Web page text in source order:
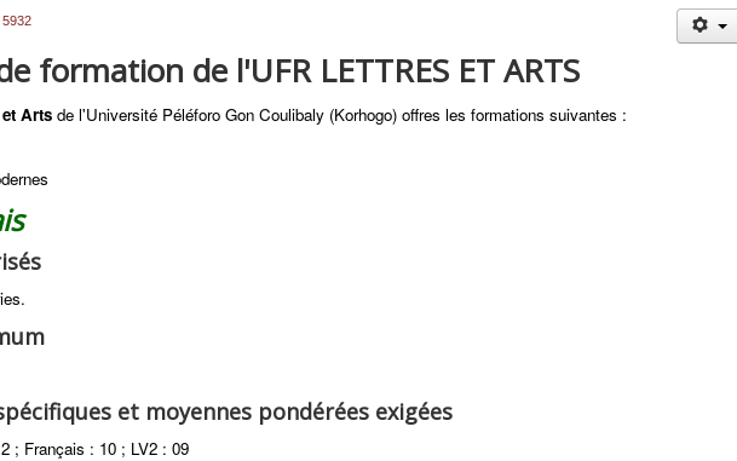
formation de l'UFR LETTRES ET ARTS
Arts de l'Université Péléforo Gon Coulibaly (Korhogo) offres les formations suivantes :
et moyennes pondérées exigées
; Français : 10 ; LV2 : 09